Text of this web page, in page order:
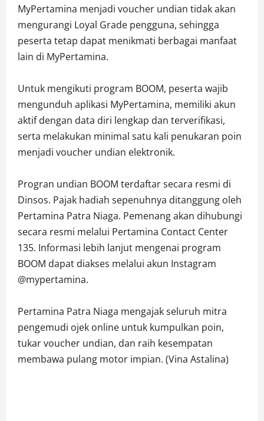
MyPertamina menjadi voucher undian tidak akan
mengurangi Loyal Grade pengguna, sehingga
peserta tetap dapat menikmati berbagai manfaat
lain di MyPertamina.
Untuk mengikuti program BOOM, peserta wajib
mengunduh aplikasi MyPertamina, memiliki akun
aktif dengan data diri lengkap dan terverifikasi,
serta melakukan minimal satu kali penukaran poin
menjadi voucher undian elektronik.
Progran undian BOOM terdaftar secara resmi di
Dinsos. Pajak hadiah sepenuhnya ditanggung oleh
Pertamina Patra Niaga. Pemenang akan dihubungi
secara resmi melalui Pertamina Contact Center
135. Informasi lebih lanjut mengenai program
BOOM dapat diakses melalui akun Instagram
@mypertamina.
Pertamina Patra Niaga mengajak seluruh mitra
pengemudi ojek online untuk kumpulkan poin,
tukar voucher undian, dan raih kesempatan
membawa pulang motor impian. (Vina Astalina)